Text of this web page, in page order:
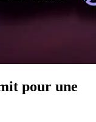
alimenté par un
3x performance plus
classique VPS.
pour une